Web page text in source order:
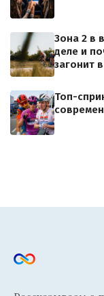
Зона 2 в
деле и
загонит
Топ-